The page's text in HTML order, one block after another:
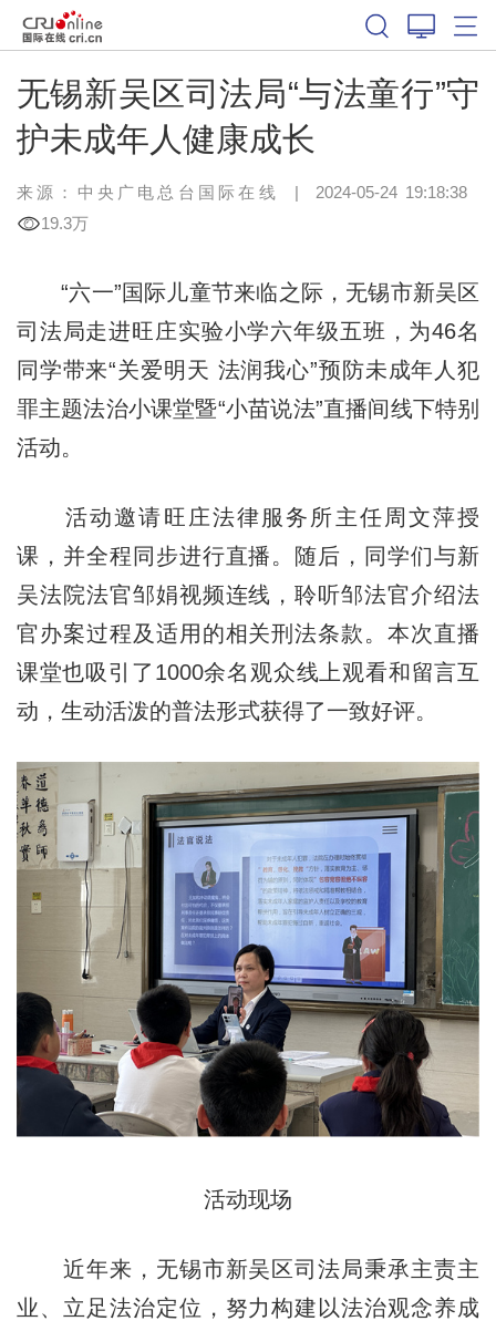
无锡新吴区司法局“与法童行”守
护未成年人健康成长
来源：中央广电总台国际在线 | 2024-05-24 19:18:38
19.3万
“六一”国际儿童节来临之际，无锡市新吴区
司法局走进旺庄实验小学六年级五班，为46名
同学带来“关爱明天 法润我心”预防未成年人犯
罪主题法治小课堂暨“小苗说法”直播间线下特别
活动。
活动邀请旺庄法律服务所主任周文萍授
课，并全程同步进行直播。随后，同学们与新
吴法院法官邹娟视频连线，聆听邹法官介绍法
官办案过程及适用的相关刑法条款。本次直播
课堂也吸引了1000余名观众线上观看和留言互
动，生动活泼的普法形式获得了一致好评。
活动现场
近年来，无锡市新吴区司法局秉承主责主
业、立足法治定位，努力构建以法治观念养成